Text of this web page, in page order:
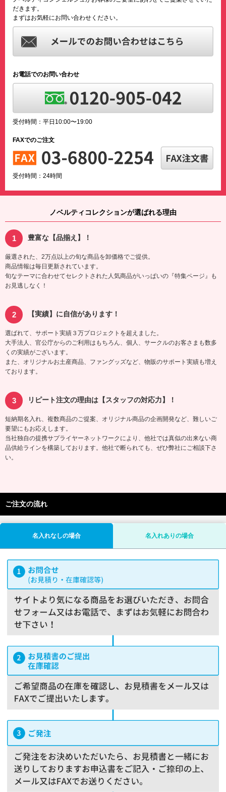
だきます。
まずはお気軽にお問い合わせください。
お電話でのお問い合わせ
受付時間：平日10:00〜19:00
FAXでのご注文
受付時間：24時間
ノベルティコレクションが選ばれる理由
豊富な【品揃え】！
厳選された、2万点以上の旬な商品を卸価格でご提供。
商品情報は毎日更新されています。
旬なテーマに合わせてセレクトされた人気商品がいっぱいの『特集ページ』も
お見逃しなく！
【実績】に自信があります！
選ばれて、サポート実績３万プロジェクトを超えました。
大手法人、官公庁からのご利用はもちろん、個人、サークルのお客さまも数多
くの実績がございます。
また、オリジナルお土産商品、ファングッズなど、物販のサポート実績も増え
ております。
リピート注文の理由は【スタッフの対応力】！
短納期名入れ、複数商品のご提案、オリジナル商品の企画開発など、難しいご
要望にもお応えします。
当社独自の提携サプライヤーネットワークにより、他社では真似の出来ない商
品供給ラインを構築しております。他社で断られても、ぜひ弊社にご相談下さ
い。
ご注文の流れ
名入れなしの場合 名入れありの場合